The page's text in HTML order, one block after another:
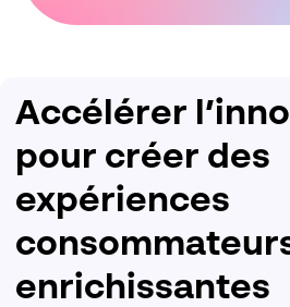
Accélérer
pour créer des
expériences
enrichissantes